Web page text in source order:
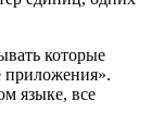
которые
приложения».
языке, все